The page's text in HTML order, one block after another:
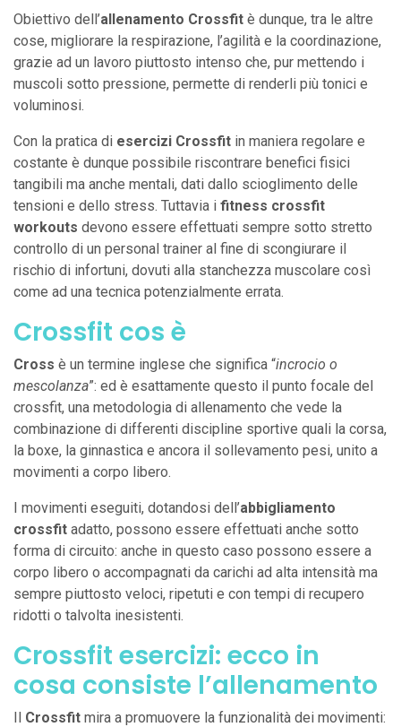
Obiettivo dell’allenamento Crossfit è dunque, tra le altre
cose, migliorare la respirazione, l’agilità e la coordinazione,
grazie ad un lavoro piuttosto intenso che, pur mettendo i
muscoli sotto pressione, permette di renderli più tonici e
voluminosi.
Con la pratica di esercizi Crossfit in maniera regolare e
costante è dunque possibile riscontrare benefici fisici
tangibili ma anche mentali, dati dallo scioglimento delle
tensioni e dello stress. Tuttavia i fitness crossfit
workouts devono essere effettuati sempre sotto stretto
controllo di un personal trainer al fine di scongiurare il
rischio di infortuni, dovuti alla stanchezza muscolare così
come ad una tecnica potenzialmente errata.
Crossfit cos è
Cross è un termine inglese che significa “incrocio o
mescolanza”: ed è esattamente questo il punto focale del
crossfit, una metodologia di allenamento che vede la
combinazione di differenti discipline sportive quali la corsa,
la boxe, la ginnastica e ancora il sollevamento pesi, unito a
movimenti a corpo libero.
I movimenti eseguiti, dotandosi dell’abbigliamento
crossfit adatto, possono essere effettuati anche sotto
forma di circuito: anche in questo caso possono essere a
corpo libero o accompagnati da carichi ad alta intensità ma
sempre piuttosto veloci, ripetuti e con tempi di recupero
ridotti o talvolta inesistenti.
Crossfit esercizi: ecco in
cosa consiste l’allenamento
Il Crossfit mira a promuovere la funzionalità dei movimenti: